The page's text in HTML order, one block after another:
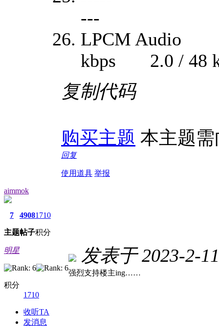
---
LPCM
kbps 2.0 / 48
复制代码
购买主题 本主题
回复
使用道具 举报
aimmok
7
主题
4908
帖子
1710
积分
明星
积分
1710
收听TA
发消息
发表于 2023-2-
强烈支持楼主ing……